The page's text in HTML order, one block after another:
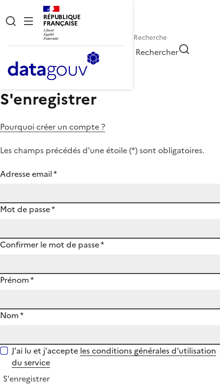
RÉPUBLIQUE
FRANÇAISE
Rechercher
S'enregistrer
Pourquoi créer un compte ?
Les champs précédés d'une étoile (*) sont obligatoires.
Adresse email*
Mot de passe*
Confirmer le mot de passe*
Prénom*
Nom*
J'ai lu et j'accepte les conditions générales d'utilisation
du service
S'enregistrer